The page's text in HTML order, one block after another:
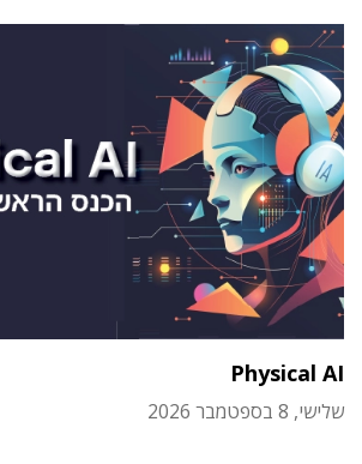
Physical AI
שלישי, 8 בספטמבר 2026